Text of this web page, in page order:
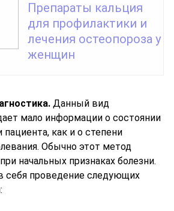
Препараты кальция
для профилактики и
лечения остеопороза у
женщин
Данный вид
мало информации о состоянии
пациента, как и о степени
Обычно этот метод
начальных признаках болезни.
себя проведение следующих